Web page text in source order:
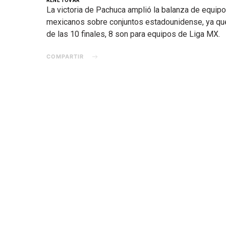
La victoria de Pachuca amplió la balanza de
mexicanos sobre conjuntos estadounidense, ya
de las 10 finales, 8 son para equipos de Liga MX.
COMPARTIR